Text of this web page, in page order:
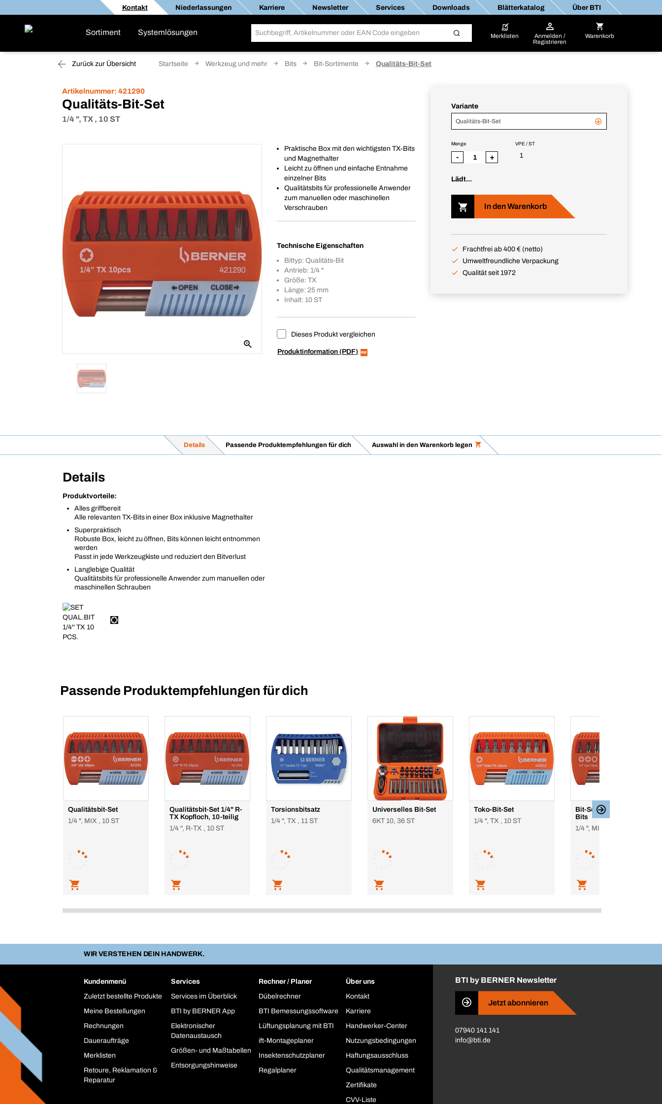
Kontakt Niederlassungen Karriere Newsletter Services Downloads Blätterkatalog Über BTI
Sortiment Systemlösungen Merklisten
Anmelden /
Registrieren
Warenkorb
Zurück zur Übersicht Startseite Werkzeug und mehr Bits Bit-Sortimente Qualitäts-Bit-Set
Artikelnummer: 421290
Qualitäts-Bit-Set
1/4 ", TX , 10 ST
Praktische Box mit den wichtigsten TX-Bits
und Magnethalter
Leicht zu öffnen und einfache Entnahme
einzelner Bits
Qualitätsbits für professionelle Anwender
zum manuellen oder maschinellen
Verschrauben
Technische Eigenschaften
Bittyp: Qualitäts-Bit
Antrieb: 1/4 "
Größe: TX
Länge: 25 mm
Inhalt: 10 ST
Dieses Produkt vergleichen
Produktinformation (PDF)
Variante
Qualitäts-Bit-Set
VPE / ST
1
Menge
- +
Lädt...
In den Warenkorb
Frachtfrei ab 400 € (netto)
Umweltfreundliche Verpackung
Qualität seit 1972
Details Passende Produktempfehlungen für dich Auswahl in den Warenkorb legen
Details
Produktvorteile:
Alles griffbereit
Alle relevanten TX-Bits in einer Box inklusive Magnethalter
Superpraktisch
Robuste Box, leicht zu öffnen, Bits können leicht entnommen
werden
Passt in jede Werkzeugkiste und reduziert den Bitverlust
Langlebige Qualität
Qualitätsbits für professionelle Anwender zum manuellen oder
maschinellen Schrauben
Passende Produktempfehlungen für dich
Qualitätsbit-Set
1/4 ", MIX , 10 ST
Qualitätsbit-Set 1/4" R-
TX Kopfloch, 10-teilig
1/4 ", R-TX , 10 ST
Torsionsbitsatz
1/4 ", TX , 11 ST
Universelles Bit-Set
6KT 10, 36 ST
Toko-Bit-Set
1/4 ", TX , 10 ST
Bit-Set mit Edelstahl-
Bits
1/4 ", MIX , 10 ST
WIR VERSTEHEN DEIN HANDWERK.
Kundenmenü
Zuletzt bestellte Produkte
Meine Bestellungen
Rechnungen
Daueraufträge
Merklisten
Retoure, Reklamation &
Reparatur
Services
Services im Überblick
BTI by BERNER App
Elektronischer
Datenaustausch
Größen- und Maßtabellen
Entsorgungshinweise
Rechner / Planer
Dübelrechner
BTI Bemessungssoftware
Lüftungsplanung mit BTI
ift-Montageplaner
Insektenschutzplaner
Regalplaner
Über uns
Kontakt
Karriere
Handwerker-Center
Nutzungsbedingungen
Haftungsausschluss
Qualitätsmanagement
Zertifikate
CVV-Liste
BTI by BERNER Newsletter
Jetzt abonnieren
07940 141 141
info@bti.de